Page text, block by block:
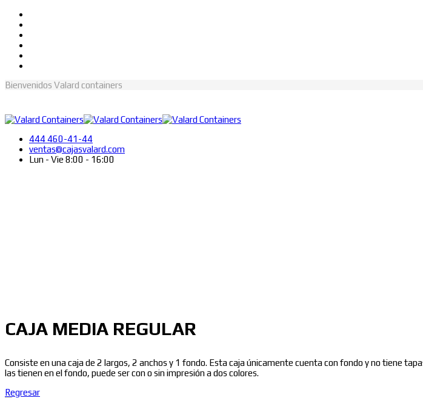
Bienvenidos Valard containers
444 460-41-44
ventas@cajasvalard.com
Lun - Vie 8:00 - 16:00
CAJA MEDIA REGULAR
Consiste en una caja de 2 largos, 2 anchos y 1 fondo. Esta caja únicamente cuenta con fondo y no tiene
las tienen en el fondo, puede ser con o sin impresión a dos colores.
Regresar